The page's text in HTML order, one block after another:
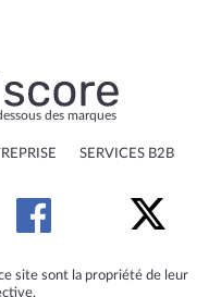
des marques
SERVICES B2B
site sont la propriété de leur